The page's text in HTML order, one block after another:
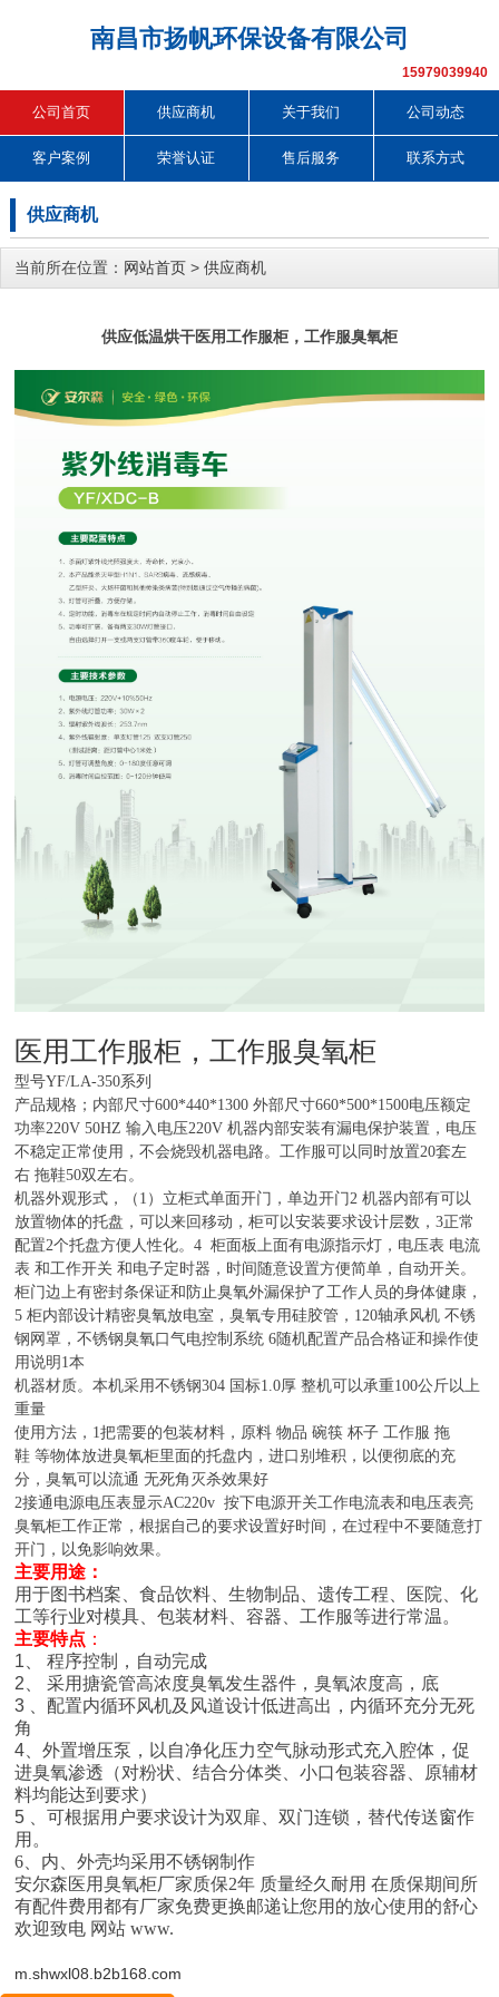
南昌市扬帆环保设备有限公司
15979039940
公司首页 供应商机 关于我们 公司动态
客户案例 荣誉认证 售后服务 联系方式
供应商机
当前所在位置： 网站首页 > 供应商机
供应低温烘干医用工作服柜，工作服臭氧柜
医用工作服柜，工作服臭氧柜
型号YF/LA-350系列
产品规格；内部尺寸600*440*1300 外部尺寸660*500*1500电压额定
功率220V 50HZ 输入电压220V 机器内部安装有漏电保护装置，电压
不稳定正常使用，不会烧毁机器电路。工作服可以同时放置20套左
右 拖鞋50双左右。
机器外观形式，（1）立柜式单面开门，单边开门2 机器内部有可以
放置物体的托盘，可以来回移动，柜可以安装要求设计层数，3正常
配置2个托盘方便人性化。4 柜面板上面有电源指示灯，电压表 电流
表 和工作开关 和电子定时器，时间随意设置方便简单，自动开关。
柜门边上有密封条保证和防止臭氧外漏保护了工作人员的身体健康，
5 柜内部设计精密臭氧放电室，臭氧专用硅胶管，120轴承风机 不锈
钢网罩，不锈钢臭氧口气电控制系统 6随机配置产品合格证和操作使
用说明1本
机器材质。本机采用不锈钢304 国标1.0厚 整机可以承重100公斤以上
重量
使用方法，1把需要的包装材料，原料 物品 碗筷 杯子 工作服 拖
鞋 等物体放进臭氧柜里面的托盘内，进口别堆积，以便彻底的充
分，臭氧可以流通 无死角灭杀效果好
2接通电源电压表显示AC220v 按下电源开关工作电流表和电压表亮
臭氧柜工作正常，根据自己的要求设置好时间，在过程中不要随意打
开门，以免影响效果。
主要用途：
用于图书档案、食品饮料、生物制品、遗传工程、医院、化
工等行业对模具、包装材料、容器、工作服等进行常温。
主要特点 ：
1 、程序控制，自动完成
2 、采用搪瓷管高浓度臭氧发生器件，臭氧浓度高，底
3
配置内循环风机及风道设计低进高出，内循环充分无死
角
4 、外置增压泵，以自净化压力空气脉动形式充入腔体，促
进臭氧渗透（对粉状、结合分体类、小口包装容器、原辅材
料均能达到要求）
5 、可根据用户要求设计为双扉、双门连锁，替代传送窗作
用。
6 、内、外壳均采用不锈钢制作
安尔森医用臭氧柜厂家质保2年 质量经久耐用 在质保期间所
有配件费用都有厂家免费更换邮递让您用的放心使用的舒心
欢迎致电 网站www.
m.shwxl08.b2b168.com